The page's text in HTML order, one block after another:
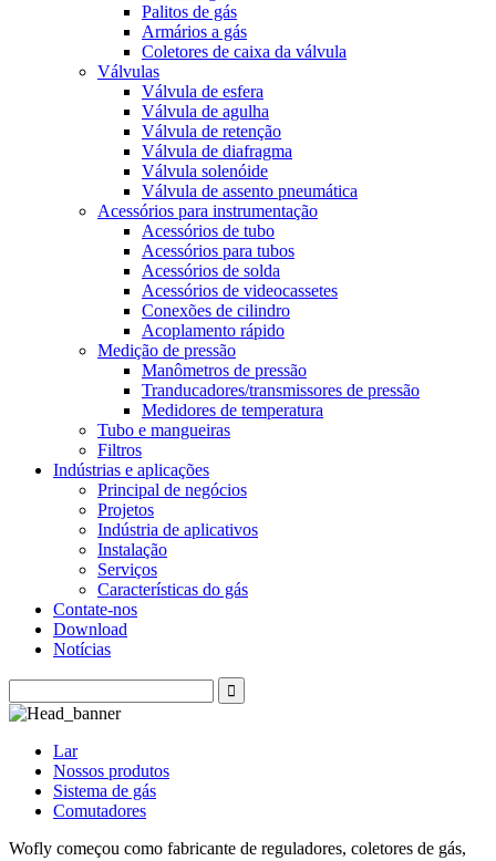
Palitos de gás
Armários a gás
Coletores de caixa da válvula
Válvulas
Válvula de esfera
Válvula de agulha
Válvula de retenção
Válvula de diafragma
Válvula solenóide
Válvula de assento pneumática
Acessórios para instrumentação
Acessórios de tubo
Acessórios para tubos
Acessórios de solda
Acessórios de videocassetes
Conexões de cilindro
Acoplamento rápido
Medição de pressão
Manômetros de pressão
Tranducadores/transmissores de pressão
Medidores de temperatura
Tubo e mangueiras
Filtros
Indústrias e aplicações
Principal de negócios
Projetos
Indústria de aplicativos
Instalação
Serviços
Características do gás
Contate-nos
Download
Notícias
Lar
Nossos produtos
Sistema de gás
Comutadores
Wofly começou como fabricante de reguladores, coletores de gás,